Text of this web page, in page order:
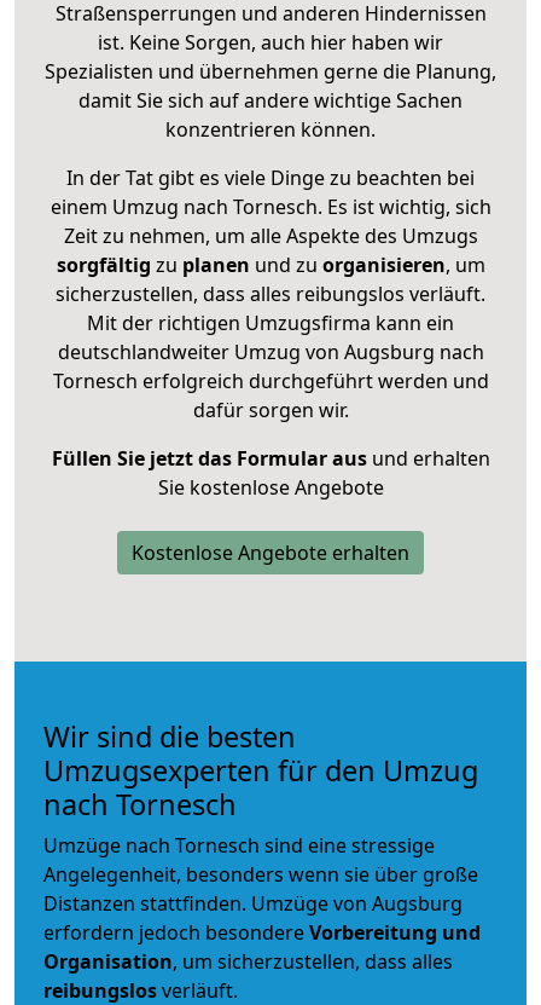
Straßensperrungen und anderen Hindernissen
ist. Keine Sorgen, auch hier haben wir
Spezialisten und übernehmen gerne die Planung,
damit Sie sich auf andere wichtige Sachen
konzentrieren können.
In der Tat gibt es viele Dinge zu beachten bei
einem Umzug nach Tornesch. Es ist wichtig, sich
Zeit zu nehmen, um alle Aspekte des Umzugs
sorgfältig zu planen und zu organisieren, um
sicherzustellen, dass alles reibungslos verläuft.
Mit der richtigen Umzugsfirma kann ein
deutschlandweiter Umzug von Augsburg nach
Tornesch erfolgreich durchgeführt werden und
dafür sorgen wir.
Füllen Sie jetzt das Formular ausund erhalten
Sie kostenlose Angebote
Kostenlose Angebote erhalten
Wir sind die besten
Umzugsexperten für den Umzug
nach Tornesch
Umzüge nach Tornesch sind eine stressige
Angelegenheit, besonders wenn sie über große
Distanzen stattfinden. Umzüge von Augsburg
erfordern jedoch besondereVorbereitung und
Organisation, um sicherzustellen, dass alles
reibungslosverläuft.